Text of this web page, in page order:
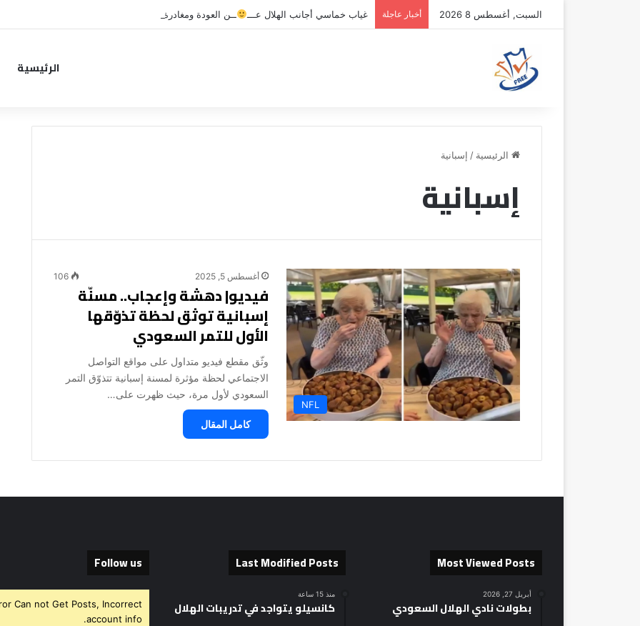
السبت, أغسطس 8 2026 أخبار عاجلة غياب خماسي أجانب الهلال عـــ ــن العودة ومغادرة خاصة لبرامج الاستشفاء والتأهيل
الرئيسية
الرئيسية / إسبانية
إسبانية
NFL
أغسطس 5, 2025 106
فيديو| دهشة وإعجاب.. مسنّة
إسبانية توثق لحظة تذوّقها
الأول للتمر السعودي
وثّق مقطع فيديو متداول على مواقع التواصل
الاجتماعي لحظة مؤثرة لمسنة إسبانية تتذوّق التمر
السعودي لأول مرة، حيث ظهرت على…
كامل المقال
Most Viewed Posts
أبريل 27, 2026
بطولات نادي الهلال السعودي
Last Modified Posts
منذ 15 ساعة
كانسيلو يتواجد في تدريبات الهلال
Follow us
Can not Get Posts, Incorrect
account info.